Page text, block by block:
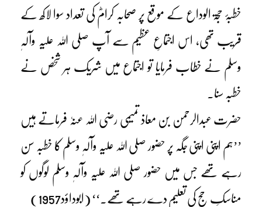
خطبۂ حجۃ الوداع کے موقع پر صحابہ کرامؓ کی تعداد سوا لاکھ کے
قریب تھی، اس اجتماعِ عظیم سے آپ صلی اللہ علیہ وآلہٖ
وسلم نے خطاب فرمایا تو اجتماع میں شریک ہر شخص نے
خطبہ سنا۔
حضرت عبدالرحمن بن معاذ تمیمی رضی اللہ عنہٗ فرماتے ہیں
’’ہم اپنی اپنی جگہ پر حضور صلی اللہ علیہ وآلہٖ وسلم کا خطبہ سن
رہے تھے جس میں حضور صلی اللہ علیہ وآلہٖ وسلم لوگوں کو
مناسکِ حج کی تعلیم دے رہے تھے۔‘‘ (ابوداؤد1957)